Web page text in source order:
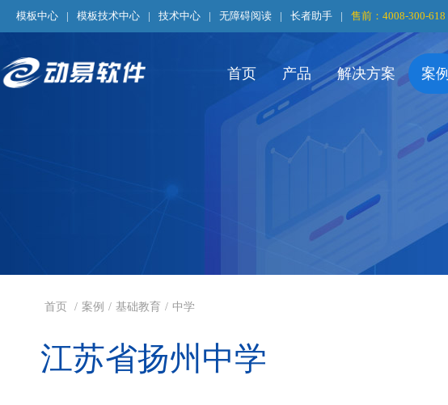
模板中心 | 模板技术中心 | 技术中心 | 无障碍阅读 | 长者助手 | 售前：4008-300-618
首页 产品 解决方案 案例
首页 / 案例 / 基础教育 / 中学
江苏省扬州中学